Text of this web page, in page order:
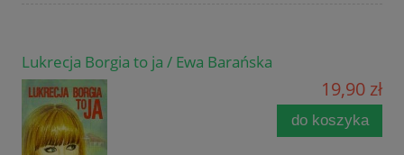
Lukrecja Borgia to ja / Ewa Barańska
19,90 zł
do koszyka